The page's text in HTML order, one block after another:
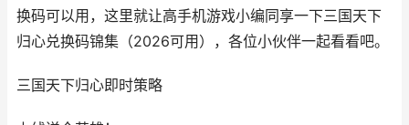
换码可以用，这里就让高手机游戏小编同享一下三国天下
归心兑换码锦集（2026可用），各位小伙伴一起看看吧。
三国天下归心即时策略